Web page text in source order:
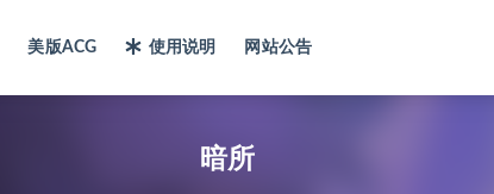
美版ACG 使用说明 网站公告
暗所